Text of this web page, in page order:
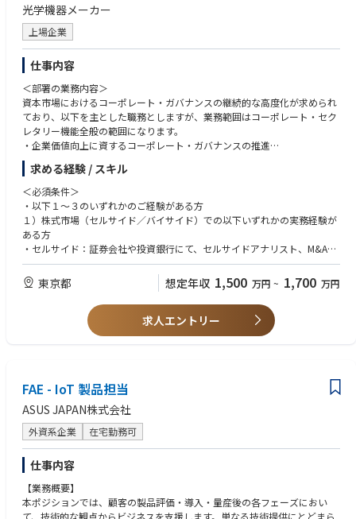
光学機器メーカー
上場企業
仕事内容
＜部署の業務内容＞
資本市場におけるコーポレート・ガバナンスの継続的な高度化が求められ
ており、以下を主とした職務としますが、業務範囲はコーポレート・セク
レタリー機能全般の範囲になります。
・企業価値向上に資するコーポレート・ガバナンスの推進
・株主・投資家の要望を反映した取締役会の企画・運営
・企業価値向上に向けた取締役会の取り組みの支援
・資本市場と取締役会の双方のコミュケーション支援
・財務分析・企業価値評価による監督支援
・執行との連携による重要経営課題への対応
・IR/SR部門との連携、適切な情報開示
コーポレートファイナンス領域のエキスパートとして、以下の実現のため
コーポレート・セクレタリー機能として推進いただきます。
・ファイナンスの専門性および投資家視点から、取締役会室の機能全般に
関わり、企業価値向上の成果につなげていく。
・コーポレートセクレタリーの支援を主導し、コーポレート・セクレタリ
・経営力強化につながる監督機能の高度化を図る。
※会社の定める職務の範囲で今後変更となる可能性があります
＜アピールポイント＞
・当社はガバナンス、特にCEOの選解任などで、資本市場において高い評
価を受けており、ご自身のキャリア形成に有効なスキル・経験を積むこと
ができる役割・職場です。
・最高意思決定機関（取締役会）の審議に直結する、資本政策やM&A等の
求める経験 / スキル
＜必須条件＞
・以下１～３のいずれかのご経験がある方
１）株式市場（セルサイド／バイサイド）での以下いずれかの実務経験が
ある方
・セルサイド：証券会社や投資銀行にて、セルサイドアナリスト、M&Aア
ドバイザリー、経営再建・企業価値向上支援等を通じた企業価値の分析・
評価・提案の実務経験
・バイサイド：機関投資家、投資ファンド（上場企業投資のほか、プライ
ベート・エクイティファンド含む）、投資信託会社、生命保険会社、損害
保険会社等においてファンドマネージャー、アナリスト、投資担当者とし
て、上場企業・投資先企業に対する企業価値の分析・評価、投資判断、エ
ン）、財務デューデリジェンス、M&Aアドバイザリー、事業再生・企業価
値向上支援等の実務経験
３）上場企業での経理・財務部門において投資管理、企業価値分析、ROIC
経営・資本効率管理の実務経験
・上場企業・投資先に対する企業価値の分析・評価をもとにした、ファイ
ナンスに関するアドバイスや提案のご経験
・資本政策、財務戦略、キャッシュ・アロケーション、ROIC経営、投資回
収等に携わり事業改善をした経験
東京都 想定年収 1,500 万円 ~ 1,700 万円
求人エントリー
FAE - IoT 製品担当
ASUS JAPAN株式会社
外資系企業 在宅勤務可
仕事内容
【業務概要】
本ポジションでは、顧客の製品評価・導入・量産後の各フェーズにおい